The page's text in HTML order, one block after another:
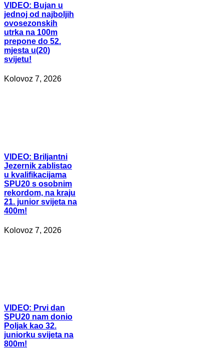
VIDEO: Bujan u
jednoj od najboljih
ovosezonskih
utrka na 100m
prepone do 52.
mjesta u(20)
svijetu!
Kolovoz 7, 2026
VIDEO: Briljantni
Jezernik zablistao
u kvalifikacijama
SPU20 s osobnim
rekordom, na kraju
21. junior svijeta na
400m!
Kolovoz 7, 2026
VIDEO: Prvi dan
SPU20 nam donio
Poljak kao 32.
juniorku svijeta na
800m!